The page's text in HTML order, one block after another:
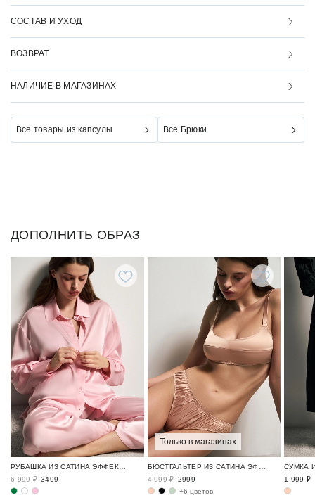
СОСТАВ И УХОД
ВОЗВРАТ
НАЛИЧИЕ В МАГАЗИНАХ
Все товары из капсулы Все Брюки
ДОПОЛНИТЬ ОБРАЗ
РУБАШКА ИЗ САТИНА ЭФФЕКТНЫЕ ОБРАЗЫ / NEW YEAR EXPRESS
6 999 ₽ 3499
Только в магазинах
БЮСТГАЛЬТЕР ИЗ САТИНА ЭФФЕКТНЫЕ ОБРАЗЫ / NEW YEAR EXPRESS
4 999 ₽ 2999
+6 цветов
1 999 ₽